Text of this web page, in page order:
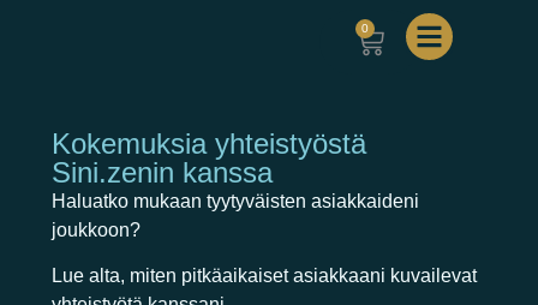
0
Kokemuksia yhteistyöstä
Sini.zenin kanssa
Haluatko mukaan tyytyväisten asiakkaideni
joukkoon?
Lue alta, miten pitkäaikaiset asiakkaani kuvailevat